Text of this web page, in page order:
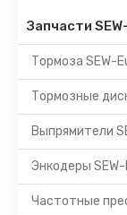
Запчасти
Тормоза SEW-
Тормозные
Выпрямители
Энкодеры
Частотные